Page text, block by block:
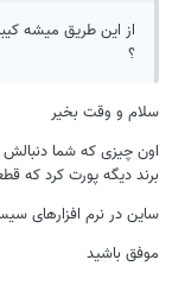
از این طریق میشه
و وقت بخیر
چیزی که شما دنبالش
دیگه پورت کرد که
در نرم افزارهای
باشید